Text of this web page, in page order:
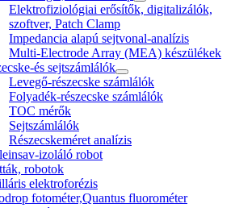
Elektrofiziológiai erősítők, digitalizálók,
szoftver, Patch Clamp
Impedancia alapú sejtvonal-analízis
Multi-Electrode Array (MEA) készülékek
és sejtszámlálók
Levegő-részecske számlálók
Folyadék-részecske számlálók
TOC mérők
Sejtszámlálók
Részecskeméret analízis
izoláló robot
robotok
elektroforézis
fotométer,Quantus fluorométer